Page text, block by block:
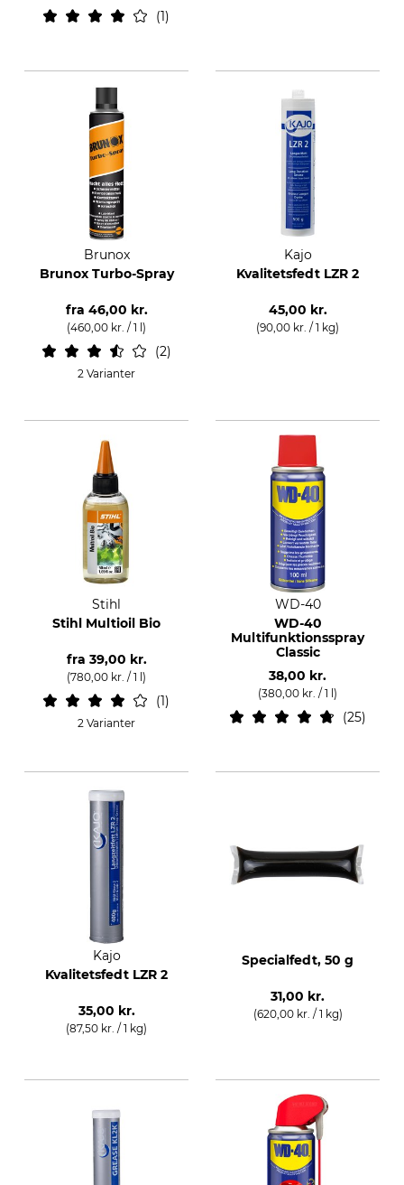
1
Brunox
Brunox Turbo-Spray
fra 46,00 kr.
(460,00 kr. / 1 l)
2
2 Varianter
Kajo
Kvalitetsfedt LZR 2
45,00 kr.
(90,00 kr. / 1 kg)
Stihl
Stihl Multioil Bio
fra 39,00 kr.
(780,00 kr. / 1 l)
1
2 Varianter
WD-40
WD-40
Multifunktionsspray
Classic
38,00 kr.
(380,00 kr. / 1 l)
25
Kajo
Kvalitetsfedt LZR 2
35,00 kr.
(87,50 kr. / 1 kg)
Specialfedt, 50 g
31,00 kr.
(620,00 kr. / 1 kg)